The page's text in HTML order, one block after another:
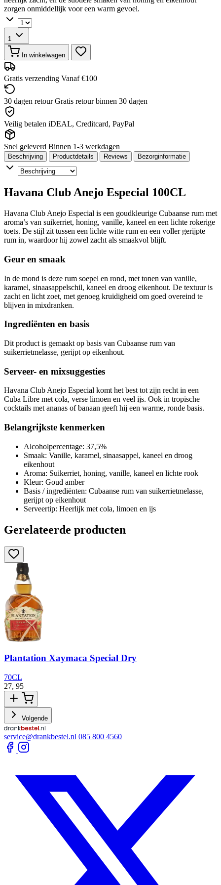
zorgen onmiddellijk voor een warm gevoel.
1
In winkelwagen
Gratis verzending Vanaf €100
30 dagen retour Gratis retour binnen 30 dagen
Veilig betalen iDEAL, Creditcard, PayPal
Snel geleverd Binnen 1-3 werkdagen
Beschrijving Productdetails Reviews Bezorginformatie
Havana Club Anejo Especial 100CL
Havana Club Anejo Especial is een goudkleurige Cubaanse rum met
aroma’s van suikerriet, honing, vanille, kaneel en een lichte rokerige
toets. De stijl zit tussen een lichte witte rum en een voller gerijpte
rum in, waardoor hij zowel zacht als smaakvol blijft.
Geur en smaak
In de mond is deze rum soepel en rond, met tonen van vanille,
karamel, sinaasappelschil, kaneel en droog eikenhout. De textuur is
zacht en licht zoet, met genoeg kruidigheid om goed overeind te
blijven in mixdranken.
Ingrediënten en basis
Dit product is gemaakt op basis van Cubaanse rum van
suikerrietmelasse, gerijpt op eikenhout.
Serveer- en mixsuggesties
Havana Club Anejo Especial komt het best tot zijn recht in een
Cuba Libre met cola, verse limoen en veel ijs. Ook in tropische
cocktails met ananas of banaan geeft hij een warme, ronde basis.
Belangrijkste kenmerken
Alcoholpercentage: 37,5%
Smaak: Vanille, karamel, sinaasappel, kaneel en droog
eikenhout
Aroma: Suikerriet, honing, vanille, kaneel en lichte rook
Kleur: Goud amber
Basis / ingrediënten: Cubaanse rum van suikerrietmelasse,
gerijpt op eikenhout
Serveertip: Heerlijk met cola, limoen en ijs
Gerelateerde producten
Plantation Xaymaca Special Dry
70CL
27, 95
Volgende
service@drankbestel.nl 085 800 4560